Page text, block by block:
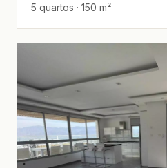
5 quartos · 150 m²